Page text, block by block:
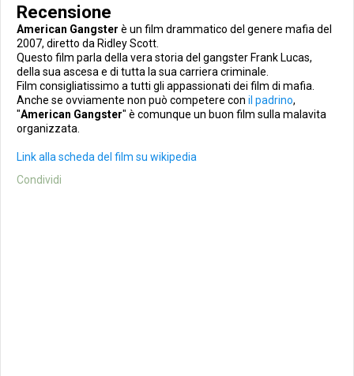
Recensione
American Gangster è un film drammatico del genere mafia del
2007, diretto da Ridley Scott.
Questo film parla della vera storia del gangster Frank Lucas,
della sua ascesa e di tutta la sua carriera criminale.
Film consigliatissimo a tutti gli appassionati dei film di mafia.
Anche se ovviamente non può competere con il padrino,
"American Gangster" è comunque un buon film sulla malavita
organizzata.
Link alla scheda del film su wikipedia
Condividi